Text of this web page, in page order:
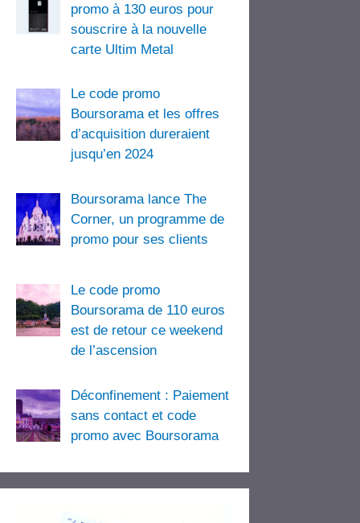
promo à 130 euros pour
souscrire à la nouvelle
carte Ultim Metal
Le code promo
Boursorama et les offres
d’acquisition dureraient
jusqu’en 2024
Boursorama lance The
Corner, un programme de
promo pour ses clients
Le code promo
Boursorama de 110 euros
est de retour ce weekend
de l’ascension
Déconfinement : Paiement
sans contact et code
promo avec Boursorama